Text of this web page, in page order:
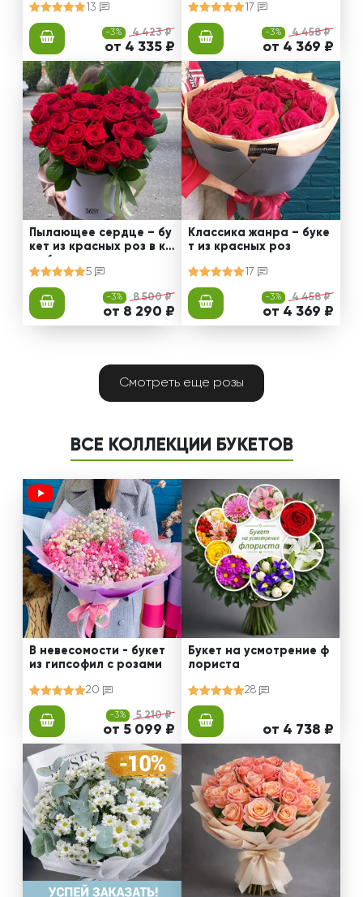
13
-3% 4 423 ₽
от 4 335 ₽
17
-3% 4 458 ₽
от 4 369 ₽
Пылающее сердце – бу
кет из красных роз в ко
робке
5
-3% 8 500 ₽
от 8 290 ₽
Классика жанра – буке
т из красных роз
17
-3% 4 458 ₽
от 4 369 ₽
Смотреть еще розы
ВСЕ КОЛЛЕКЦИИ БУКЕТОВ
В невесомости - букет
из гипсофил с розами
20
-3% 5 210 ₽
от 5 099 ₽
Букет на усмотрение ф
лориста
28
от 4 738 ₽